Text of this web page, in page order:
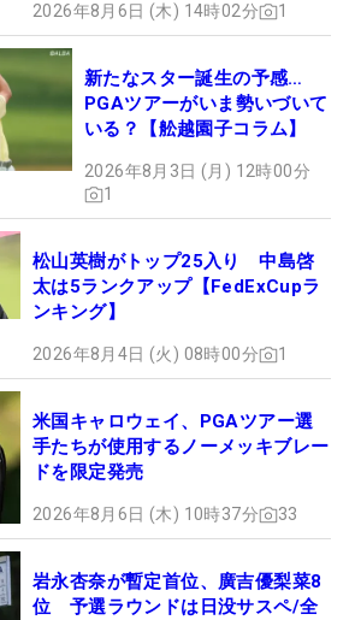
2026年8月6日 (木) 14時02分 1
新たなスター誕生の予感…
PGAツアーがいま勢いづいて
いる？【舩越園子コラム】
2026年8月3日 (月) 12時00分
1
松山英樹がトップ25入り 中島啓
太は5ランクアップ【FedExCupラ
ンキング】
2026年8月4日 (火) 08時00分 1
米国キャロウェイ、PGAツアー選
手たちが使用するノーメッキブレー
ドを限定発売
2026年8月6日 (木) 10時37分 33
岩永杏奈が暫定首位、廣吉優梨菜8
位 予選ラウンドは日没サスペ/全